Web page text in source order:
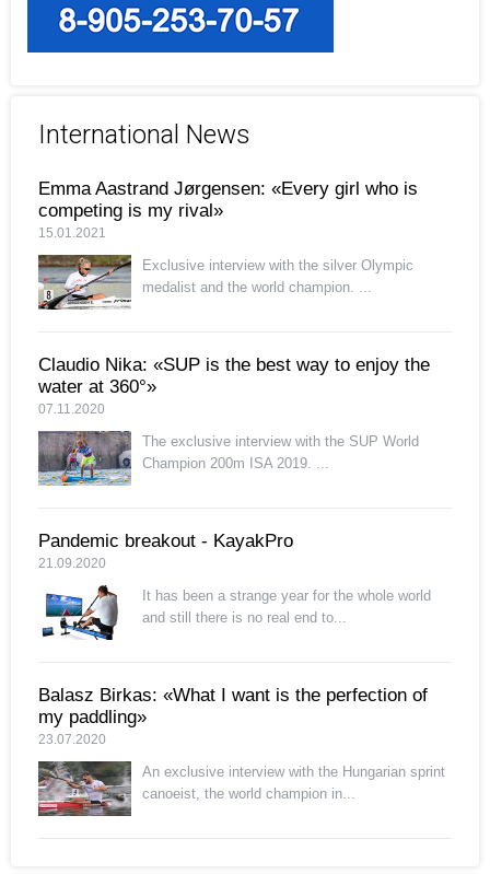
International News
Emma Aastrand Jørgensen: «Every girl who is
competing is my rival»
15.01.2021
Exclusive interview with the silver Olympic
medalist and the world champion. ...
Claudio Nika: «SUP is the best way to enjoy the
water at 360°»
07.11.2020
The exclusive interview with the SUP World
Champion 200m ISA 2019. ...
Pandemic breakout - KayakPro
21.09.2020
It has been a strange year for the whole world
and still there is no real end to...
Balasz Birkas: «What I want is the perfection of
my paddling»
23.07.2020
An exclusive interview with the Hungarian sprint
canoeist, the world champion in...